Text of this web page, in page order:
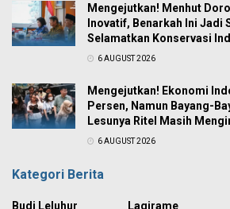
Mengejutkan! Menhut
Inovatif, Benarkah Ini Jadi
Selamatkan Konservasi
6 AUGUST 2026
Mengejutkan! Ekonomi
Persen, Namun Bayang-
Lesunya Ritel Masih
6 AUGUST 2026
Kategori Berita
Budi Leluhur Lagirame